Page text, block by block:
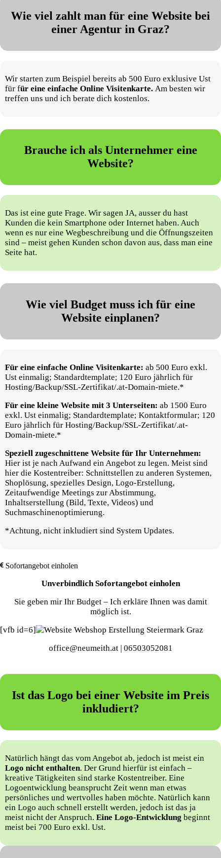
Wie viel zahlt man für eine Website bei
einer Agentur in Graz?
Wir starten zum Beispiel bereits ab 500 Euro exklusive Ust
für für eine einfache Online Visitenkarte. Am besten wir
treffen uns und ich berate dich kostenlos.
Brauche ich als Unternehmer eine
Website?
Das ist eine gute Frage. Wir sagen JA, ausser du hast
Kunden die kein Smartphone oder Internet haben. Auch
wenn es nur eine Wegbeschreibung und die Öffnungszeiten
sind – meist gehen Kunden schon davon aus, dass man eine
Seite hat.
Wie viel Budget muss ich für eine
Website einplanen?
Für eine einfache Online Visitenkarte: ab 500 Euro exkl.
Ust einmalig; Standardtemplate; 120 Euro jährlich für
Hosting/Backup/SSL-Zertifikat/.at-Domain-miete.*
Für eine kleine Website mit 3 Unterseiten: ab 1500 Euro
exkl. Ust einmalig; Standardtemplate; Kontaktformular; 120
Euro jährlich für Hosting/Backup/SSL-Zertifikat/.at-
Domain-miete.*
Speziell zugeschnittene Website für Ihr Unternehmen:
Hier ist je nach Aufwand ein Angebot zu legen. Meist sind
hier die Kostentreiber: Schnittstellen zu anderen Systemen,
Shoplösung, spezielles Design, Logo-Erstellung,
Zeitaufwendige Meetings zur Abstimmung,
Inhaltserstellung (Bild, Texte, Videos) und
Suchmaschinenoptimierung.
*Achtung, nicht inkludiert sind System Updates.
Sofortangebot einholen
Unverbindlich Sofortangebot einholen
Sie geben mir Ihr Budget – Ich erkläre Ihnen was damit
möglich ist.
[vfb id=6]
office@neumeith.at | 06503052081
Ist das Logo bei einer Website im Preis
inkludiert?
Natürlich hängt das vom Angebot ab, jedoch ist meist ein
Logo nicht enthalten. Der Grund hierfür ist einfach –
kreative Tätigkeiten sind starke Kostentreiber. Eine
Logoentwicklung beansprucht Zeit wenn man etwas
persönliches und wertvolles haben möchte. Natürlich kann
ein Logo auch schnell erstellt werden, jedoch ist das ja
meist nicht der Anspruch. Eine Logo-Entwicklung beginnt
meist bei 700 Euro exkl. Ust.